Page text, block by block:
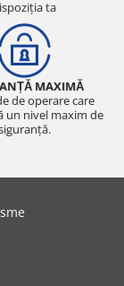
ta
MAXIMĂ
de operare care
un nivel maxim de